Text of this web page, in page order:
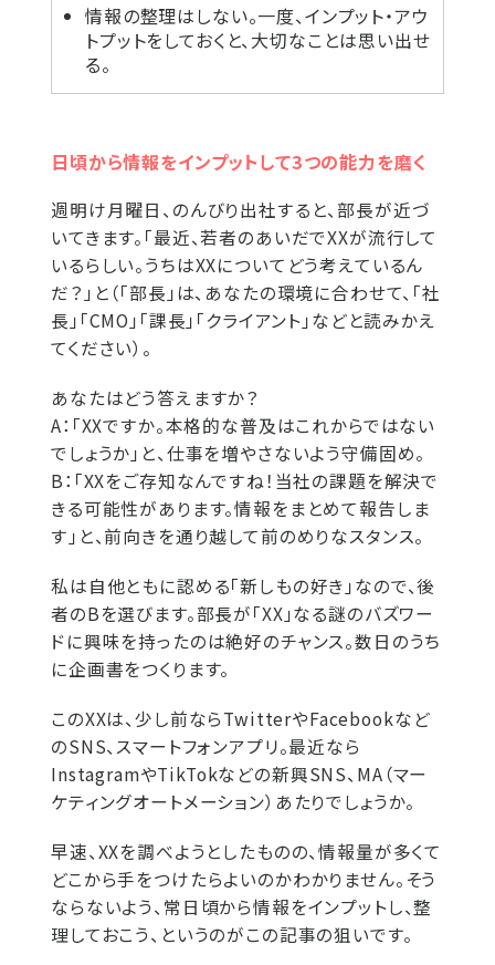
情報の整理はしない。一度、インプット・アウ
トプットをしておくと、大切なことは思い出せ
る。
日頃から情報をインプットして3つの能力を磨く
週明け月曜日、のんびり出社すると、部長が近づ
いてきます。「最近、若者のあいだでXXが流行して
いるらしい。うちはXXについてどう考えているん
だ？」と（「部長」は、あなたの環境に合わせて、「社
長」「CMO」「課長」「クライアント」などと読みかえ
てください）。
あなたはどう答えますか？
A：「XXですか。本格的な普及はこれからではない
でしょうか」と、仕事を増やさないよう守備固め。
B：「XXをご存知なんですね！当社の課題を解決で
きる可能性があります。情報をまとめて報告しま
す」と、前向きを通り越して前のめりなスタンス。
私は自他ともに認める「新しもの好き」なので、後
者のBを選びます。部長が「XX」なる謎のバズワー
ドに興味を持ったのは絶好のチャンス。数日のうち
に企画書をつくります。
このXXは、少し前ならTwitterやFacebookなど
のSNS、スマートフォンアプリ。最近なら
InstagramやTikTokなどの新興SNS、MA（マー
ケティングオートメーション）あたりでしょうか。
早速、XXを調べようとしたものの、情報量が多くて
どこから手をつけたらよいのかわかりません。そう
ならないよう、常日頃から情報をインプットし、整
理しておこう、というのがこの記事の狙いです。